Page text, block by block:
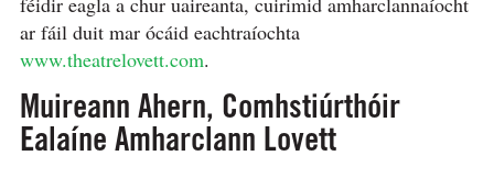
ar fáil duit mar ócáid eachtraíochta
www.theatrelovett.com.
Muireann Ahern, Comhstiúrthóir
Ealaíne Amharclann Lovett